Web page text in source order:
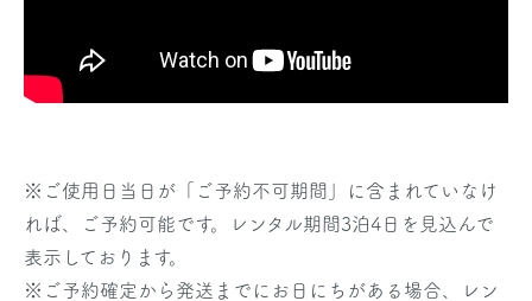
※ ご使用日当日 が「ご予約不可期間」に含まれていなけ
れば、ご予約可能です。レンタル期間3泊4日を見込んで
表示しております。
※ご予約確定から発送までにお日にちがある場合、レン